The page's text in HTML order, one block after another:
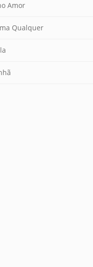
Amor
Qualquer